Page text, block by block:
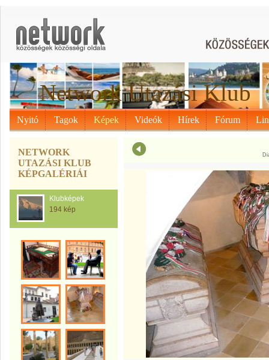
Network Utazási Klub
Nyitó Tagok Képek Videók Hírek Fórum
NETWORK
UTAZÁSI KLUB
KÉPGALÉRIÁI
Klubképek
194 kép